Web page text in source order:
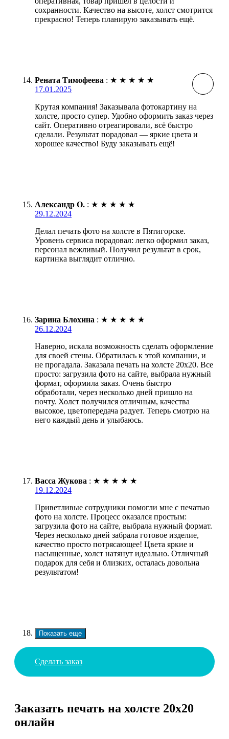
сохранности. Качество на высоте, холст смотрится
прекрасно! Теперь планирую заказывать ещё.
Рената Тимофеева : ★ ★ ★ ★ ★
17.01.2025
Крутая компания! Заказывала фотокартину на
холсте, просто супер. Удобно оформить заказ через
сайт. Оперативно отреагировали, всё быстро
сделали. Результат порадовал — яркие цвета и
хорошее качество! Буду заказывать ещё!
Александр О. : ★ ★ ★ ★ ★
29.12.2024
Делал печать фото на холсте в Пятигорске.
Уровень сервиса порадовал: легко оформил заказ,
персонал вежливый. Получил результат в срок,
картинка выглядит отлично.
Зарина Блохина : ★ ★ ★ ★ ★
26.12.2024
Наверно, искала возможность сделать оформление
для своей стены. Обратилась к этой компании, и
не прогадала. Заказала печать на холсте 20х20. Все
просто: загрузила фото на сайте, выбрала нужный
формат, оформила заказ. Очень быстро
обработали, через несколько дней пришло на
почту. Холст получился отличным, качества
высокое, цветопередача радует. Теперь смотрю на
него каждый день и улыбаюсь.
Васса Жукова : ★ ★ ★ ★ ★
19.12.2024
Приветливые сотрудники помогли мне с печатью
фото на холсте. Процесс оказался простым:
загрузила фото на сайте, выбрала нужный формат.
Через несколько дней забрала готовое изделие,
качество просто потрясающее! Цвета яркие и
насыщенные, холст натянут идеально. Отличный
подарок для себя и близких, осталась довольна
результатом!
Показать еще
Сделать заказ
Заказать печать на холсте 20х20
онлайн